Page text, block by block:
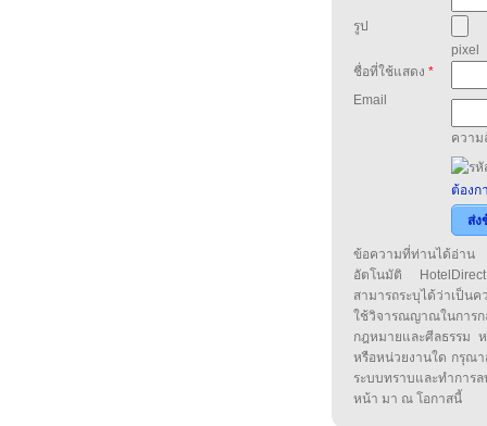
รูป
pixel
ชื่อที่ใช้แสดง *
Email
ความ
ต้องก
ส่ง
ข้อความที่ท่านได้อ่าน
อัตโนมัติ
สามารถระบุได้ว่าเป็น
ใช้วิจารณญาณในกา
กฎหมายและศีลธรรม
หรือหน่วยงานใด กรุณา
ระบบทราบและทำกา
หน้า มา ณ โอกาสนี้